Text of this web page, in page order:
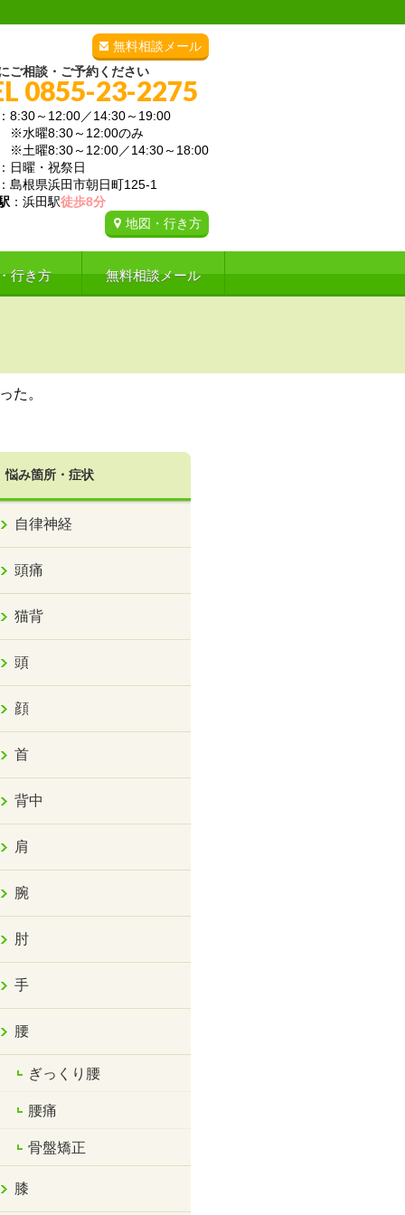
無料相談メール
ご相談・ご予約ください
0855-23-2275
8:30～12:00／14:30～19:00
8:30～12:00のみ
8:30～12:00／14:30～18:00
日曜・祝祭日
島根県浜田市朝日町125-1
：浜田駅徒歩8分
地図・行き方
行き方 無料相談メール
た。
悩み箇所・症状
自律神経
頭痛
猫背
頭
顔
首
背中
肩
腕
肘
手
腰
ぎっくり腰
腰痛
骨盤矯正
膝